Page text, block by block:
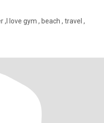
,I love gym , beach , travel ,